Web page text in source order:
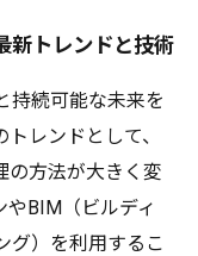
新トレンドと技術
持続可能な未来を
レンドとして、
の方法が大きく変
やBIM（ビルディ
グ）を利用するこ